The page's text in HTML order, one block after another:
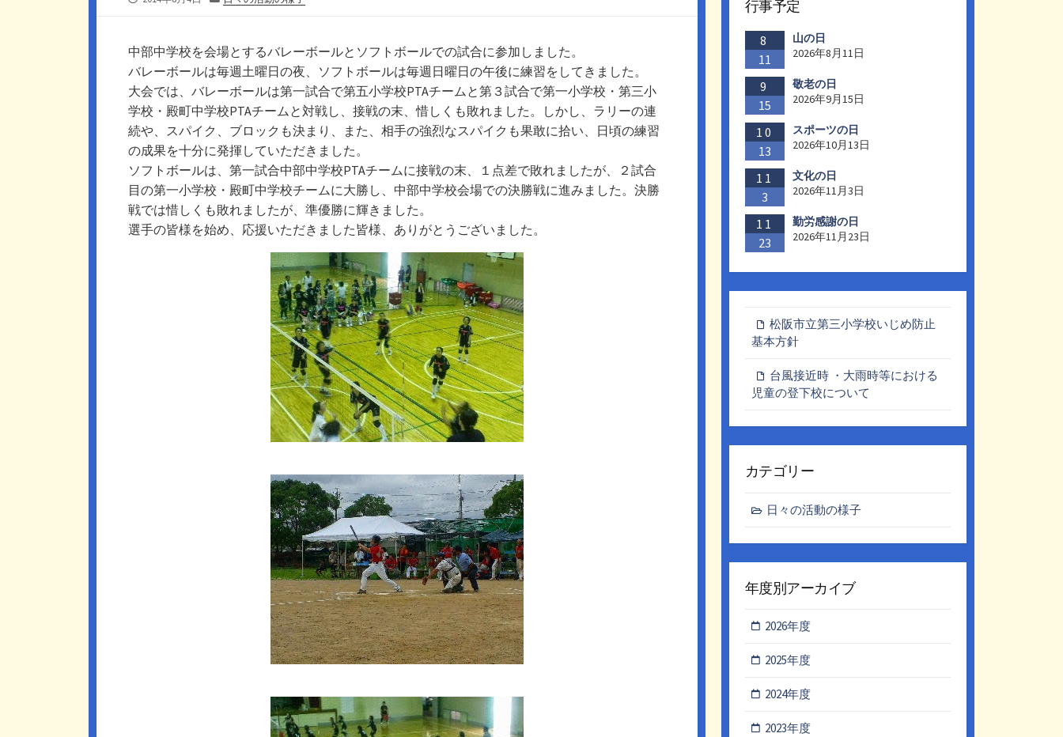
リ
ー
中部中学校を会場とするバレーボールとソフトボールでの試合に参加しました。
バレーボールは毎週土曜日の夜、ソフトボールは毎週日曜日の午後に練習をしてきました。
大会では、バレーボールは第一試合で第五小学校PTAチームと第３試合で第一小学校・第三小
学校・殿町中学校PTAチームと対戦し、接戦の末、惜しくも敗れました。しかし、ラリーの連
続や、スパイク、ブロックも決まり、また、相手の強烈なスパイクも果敢に拾い、日頃の練習
の成果を十分に発揮していただきました。
ソフトボールは、第一試合中部中学校PTAチームに接戦の末、１点差で敗れましたが、２試合
目の第一小学校・殿町中学校チームに大勝し、中部中学校会場での決勝戦に進みました。決勝
戦では惜しくも敗れましたが、準優勝に輝きました。
選手の皆様を始め、応援いただきました皆様、ありがとうございました。
行事予定
8
11
山の日
2026年8月11日
9
15
敬老の日
2026年9月15日
10
13
スポーツの日
2026年10月13日
11
3
文化の日
2026年11月3日
11
23
勤労感謝の日
2026年11月23日
松阪市立第三小学校いじめ防止
基本方針
台風接近時 ・大雨時等における
児童の登下校について
カテゴリー
日々の活動の様子
年度別アーカイブ
2026年度
2025年度
2024年度
2023年度